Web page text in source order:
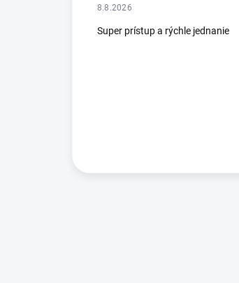
8.8.2026
Super prístup a rýchle jednanie